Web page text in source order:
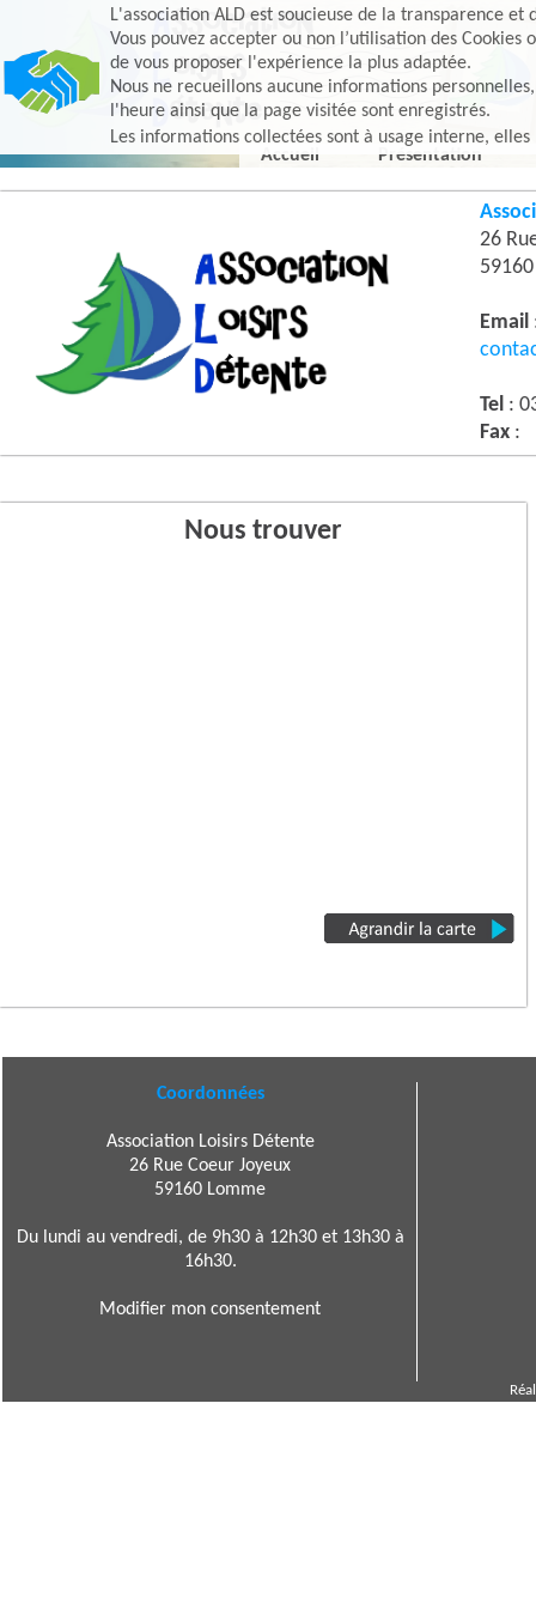
L'association ALD est soucieuse de la transparence et
Vous pouvez accepter ou non l’utilisation des
de vous proposer l'expérience la plus adaptée.
Nous ne recueillons aucune informations
l'heure ainsi que la page visitée sont enregistrés.
Les informations collectées sont à usage interne,
Accueil
Présentation
26
Email
Tel :
Fax :
Nous trouver
Coordonnées
Association Loisirs Détente
26 Rue Coeur Joyeux
59160 Lomme
Du lundi au vendredi, de 9h30 à 12h30 et 13h30 à
16h30.
Modifier mon consentement